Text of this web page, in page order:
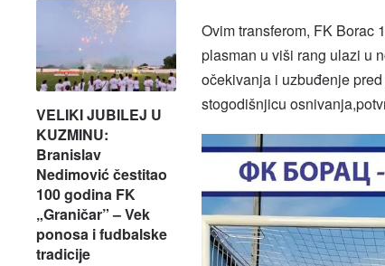
VELIKI JUBILEJ U
KUZMINU:
Branislav
Nedimović čestitao
100 godina FK
„Graničar” – Vek
ponosa i fudbalske
tradicije
Ovim transferom, FK Borac
plasman u viši rang ulazi u
očekivanja i uzbuđenje
stogodišnjicu